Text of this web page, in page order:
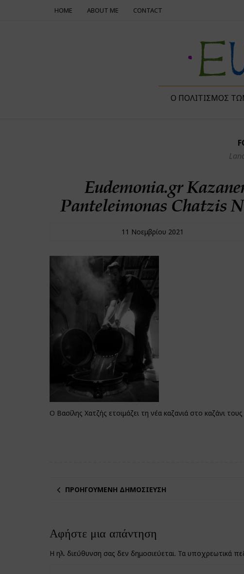
HOME ABOUT ME CONTACT
Ο ΠΟΛΙΤΙΣΜΌΣ
Eudemonia.gr
Panteleimonas Chatzis
11 Νοεμβρίου 2021
Ο Βασίλης Χατζής ετοιμάζει τη νέα καζανιά στο καζάνι
ΠΡΟΗΓΟΎΜΕΝΗ ΔΗΜΟΣΊΕΥΣΗ
Αφήστε μια απάντηση
Η ηλ. διεύθυνση σας δεν δημοσιεύεται. Τα υποχρεωτικά